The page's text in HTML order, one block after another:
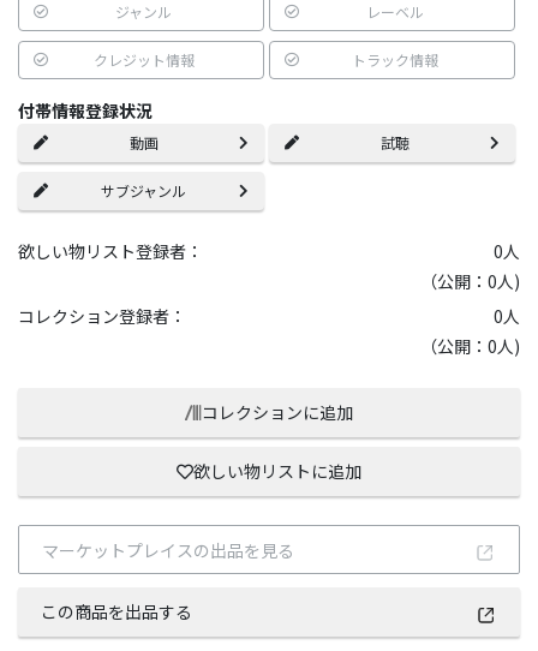
ジャンル レーベル
クレジット情報 トラック情報
付帯情報登録状況
動画 試聴
サブジャンル
欲しい物リスト登録者： 0人
（公開：0人)
コレクション登録者：
0人
（公開：0人)
コレクションに追加
欲しい物リストに追加
マーケットプレイスの出品を見る
この商品を出品する